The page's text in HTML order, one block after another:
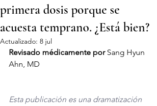
primera dosis porque se
acuesta temprano. ¿Está bien?
Actualizado: 8 jul
Revisado médicamente por Sang Hyun
Ahn, MD
Esta publicación es una dramatización